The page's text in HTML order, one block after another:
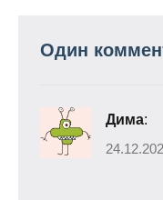
Один
Дима: